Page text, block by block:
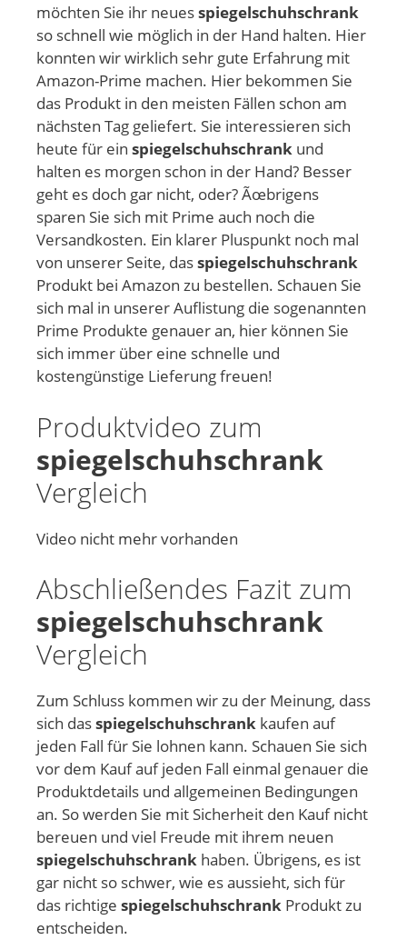
möchten Sie ihr neuesspiegelschuhschrank
so schnell wie möglich in der Hand halten. Hier
konnten wir wirklich sehr gute Erfahrung mit
Amazon-Prime machen. Hier bekommen Sie
das Produkt in den meisten Fällen schon am
nächsten Tag geliefert. Sie interessieren sich
heute für ein spiegelschuhschrank und
halten es morgen schon in der Hand? Besser
geht es doch gar nicht, oder? Ãœbrigens
sparen Sie sich mit Prime auch noch die
Versandkosten. Ein klarer Pluspunkt noch mal
von unserer Seite, dasspiegelschuhschrank
Produkt bei Amazon zu bestellen. Schauen Sie
sich mal in unserer Auflistung die sogenannten
Prime Produkte genauer an, hier können Sie
sich immer über eine schnelle und
kostengünstige Lieferung freuen!
Produktvideo zum
spiegelschuhschrank
Vergleich
Video nicht mehr vorhanden
Abschließendes Fazit zum
spiegelschuhschrank
Vergleich
Zum Schluss kommen wir zu der Meinung, dass
sich dasspiegelschuhschrank kaufen auf
jeden Fall für Sie lohnen kann. Schauen Sie sich
vor dem Kauf auf jeden Fall einmal genauer die
Produktdetails und allgemeinen Bedingungen
an. So werden Sie mit Sicherheit den Kauf nicht
bereuen und viel Freude mit ihrem neuen
spiegelschuhschrank haben. Übrigens, es ist
gar nicht so schwer, wie es aussieht, sich für
das richtige spiegelschuhschrank Produkt zu
entscheiden.